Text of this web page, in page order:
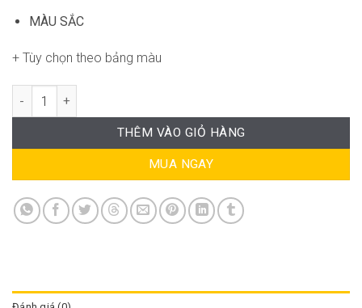
MÀU SẮC
+ Tùy chọn theo bảng màu
Ghế Storm SG-GVP271 số lượng
THÊM VÀO GIỎ HÀNG
MUA NGAY